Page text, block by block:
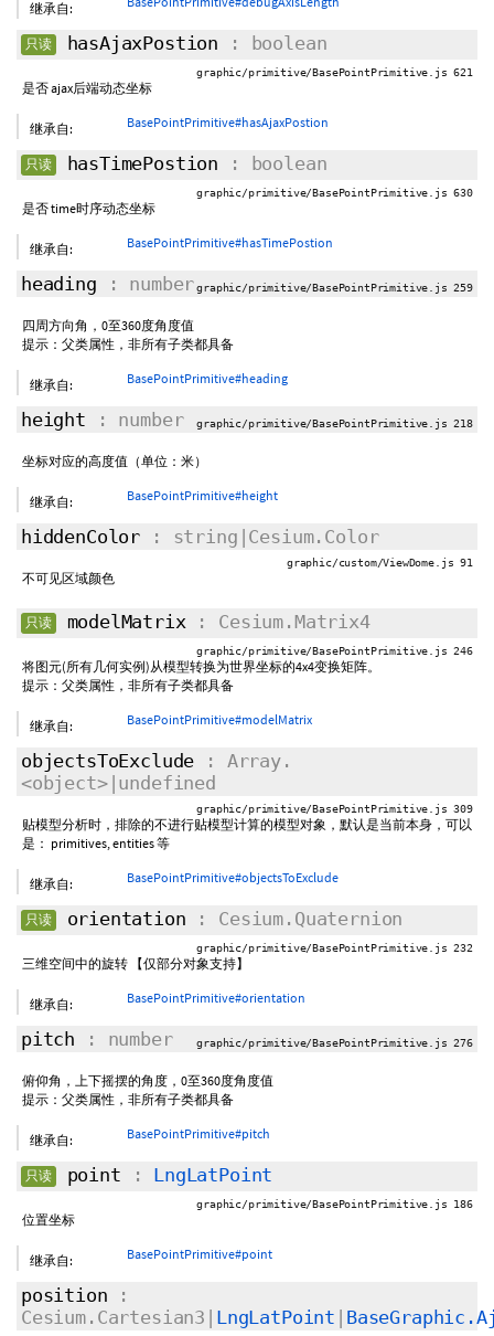
继承自:
只读 hasAjaxPostion : boolean
graphic/primitive/BasePointPrimitive.js 621
是否 ajax后端动态坐标
继承自: BasePointPrimitive#hasAjaxPostion
只读 hasTimePostion : boolean
graphic/primitive/BasePointPrimitive.js 630
是否 time时序动态坐标
继承自: BasePointPrimitive#hasTimePostion
heading : number graphic/primitive/BasePointPrimitive.js 259
四周方向角，0至360度角度值
提示：父类属性，非所有子类都具备
继承自: BasePointPrimitive#heading
height : number graphic/primitive/BasePointPrimitive.js 218
坐标对应的高度值（单位：米）
继承自: BasePointPrimitive#height
hiddenColor : string|Cesium.Color
graphic/custom/ViewDome.js 91
不可见区域颜色
只读 modelMatrix: Cesium.Matrix4
graphic/primitive/BasePointPrimitive.js 246
将图元(所有几何实例)从模型转换为世界坐标的4x4变换矩阵。
提示：父类属性，非所有子类都具备
继承自: BasePointPrimitive#modelMatrix
objectsToExclude : Array.
<object>|undefined
graphic/primitive/BasePointPrimitive.js 309
贴模型分析时，排除的不进行贴模型计算的模型对象，默认是当前本身，可以
是： primitives, entities 等
继承自: BasePointPrimitive#objectsToExclude
只读 orientation : Cesium.Quaternion
graphic/primitive/BasePointPrimitive.js 232
三维空间中的旋转 【仅部分对象支持】
继承自: BasePointPrimitive#orientation
pitch : number graphic/primitive/BasePointPrimitive.js 276
俯仰角，上下摇摆的角度，0至360度角度值
提示：父类属性，非所有子类都具备
继承自: BasePointPrimitive#pitch
只读 point : LngLatPoint
graphic/primitive/BasePointPrimitive.js 186
位置坐标
继承自: BasePointPrimitive#point
position :
Cesium.Cartesian3| LngLatPoint